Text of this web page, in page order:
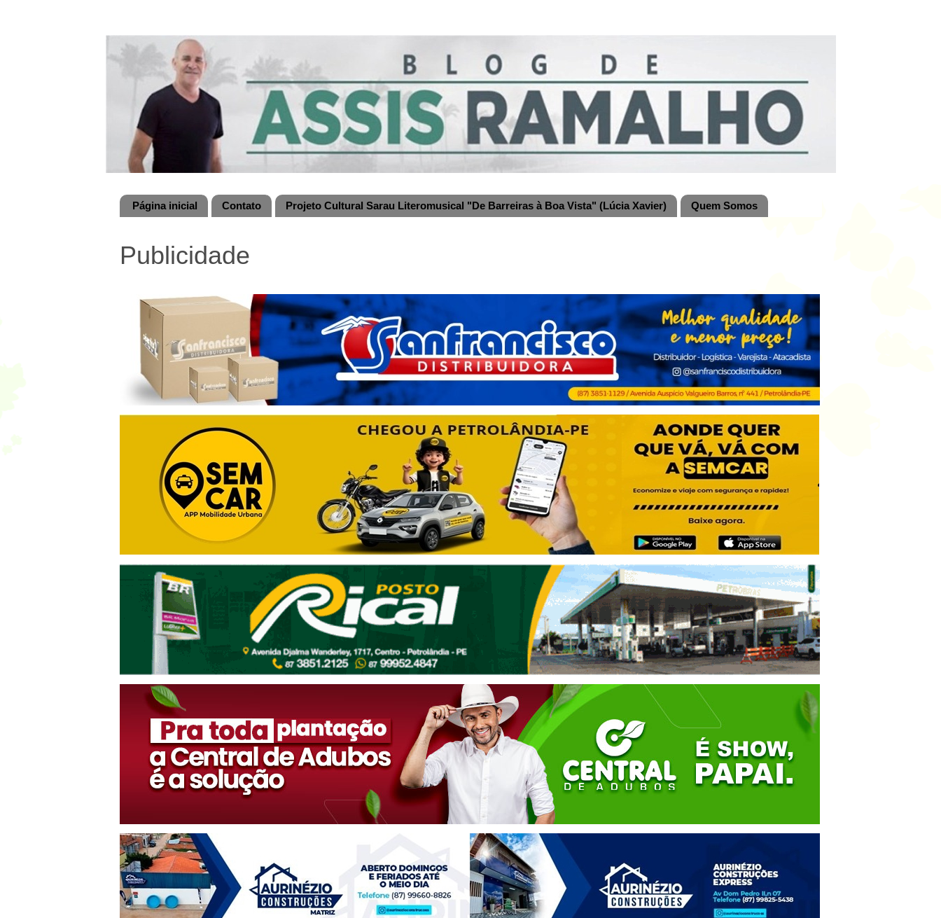
Página inicial Contato Projeto Cultural Sarau Literomusical "De Barreiras à Boa Vista" (Lúcia Xavier) Quem Somos
Publicidade